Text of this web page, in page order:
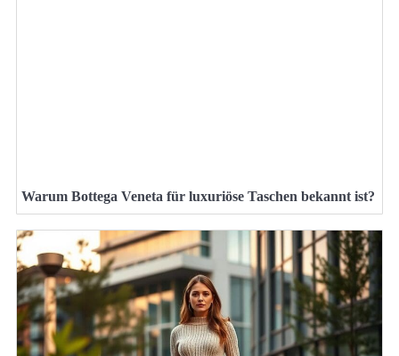
Warum Bottega Veneta für luxuriöse Taschen bekannt ist?